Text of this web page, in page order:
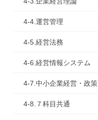
4-4.運営管理
4-5.経営法務
4-6.経営情報システム
4-7.中小企業経営・政策
4-8.７科目共通